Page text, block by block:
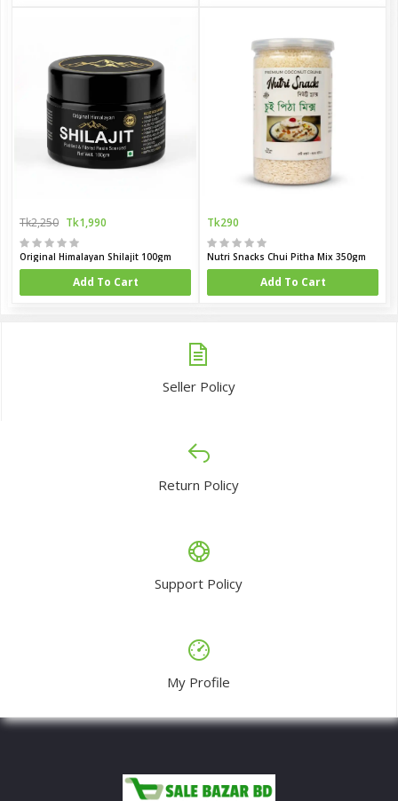
Tk2,250 Tk1,990
Original Himalayan Shilajit 100gm
Add To Cart
Tk290
Nutri Snacks Chui Pitha Mix 350gm
Add To Cart
Seller Policy
Return Policy
Support Policy
My Profile